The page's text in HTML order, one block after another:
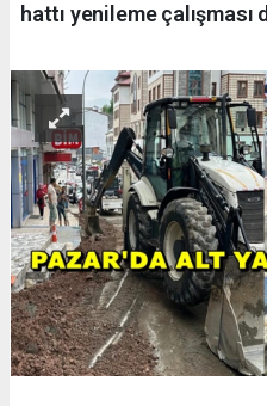
hattı yenileme çalışması